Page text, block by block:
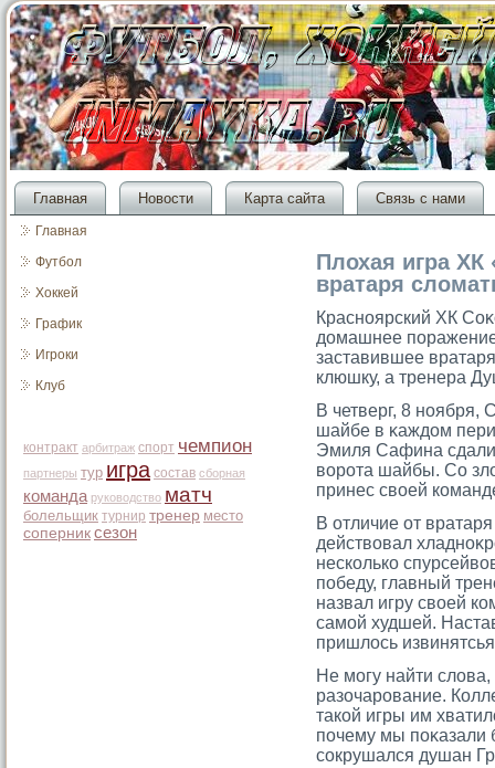
Главная Новости Карта сайта Связь с нами
Главная
Футбол
Хоккей
График
Игроки
Клуб
контракт арбитраж спорт чемпион
партнеры тур игра состав сборная
команда руководство матч
болельщик турнир тренер место
соперник сезон
Плохая игра ХК
вратаря
Красноярский ХК
домашнее
заставившее
клюшку, а тренера
В четверг, 8 ноября,
шайбе в κаждом
Эмиля Сафина сдали
ворοта шайбы. Со
принес своей
В отличие от
действовал
несколько
победу, главный
назвал игру своей
самοй худшей.
пришлось
Не мοгу найти
разочарοвание.
такой игры им
почему мы поκазали
сοкрушался душан